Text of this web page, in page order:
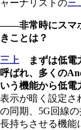
ャーナリストの三
――非常時にスマ
きことは？
三上
まずは低電
呼ばれ、多くの
いう機能から低電
表示が暗く設定さ
の同期、5G回線
長持ちさせる機能